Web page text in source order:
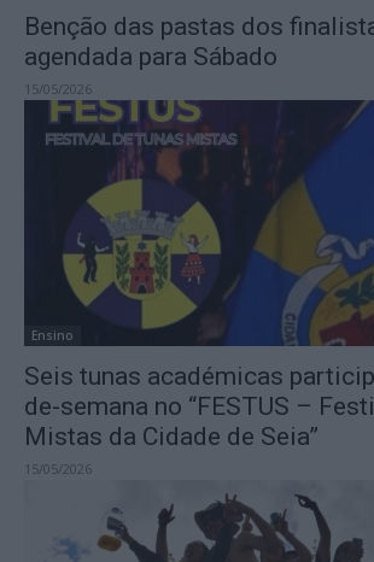
Benção das pastas dos
agendada para Sábado
15/05/2026
Ensino
Seis tunas académicas
de-semana no “FESTUS –
Mistas da Cidade de Seia”
15/05/2026